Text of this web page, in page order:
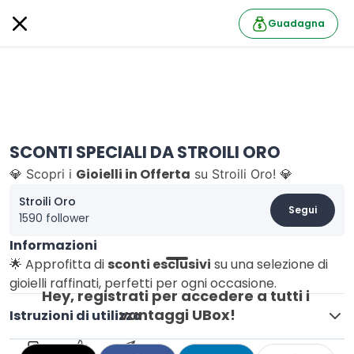
Guadagna
SCONTI SPECIALI DA STROILI ORO
💎 Scopri i Gioielli in Offerta su Stroili Oro! 💎
Stroili Oro
1590 follower
Segui
Informazioni
🌟 Approfitta di sconti esclusivi su una selezione di
gioielli raffinati, perfetti per ogni occasione.
Istruzioni di utilizzo
Hey, registrati per accedere a tutti i
vantaggi UBox!